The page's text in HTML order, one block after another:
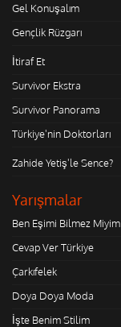
Gel Konuşalım
Gençlik Rüzgarı
İtiraf Et
Survivor Ekstra
Survivor Panorama
Türkiye'nin Doktorları
Zahide Yetiş'le Sence?
Yarışmalar
Ben Eşimi Bilmez Miyim
Cevap Ver Türkiye
Çarkıfelek
Doya Doya Moda
İşte Benim Stilim